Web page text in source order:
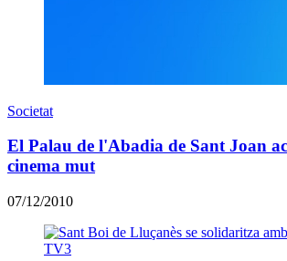
Societat
El Palau de l'Abadia de Sant Joan
cinema mut
07/12/2010